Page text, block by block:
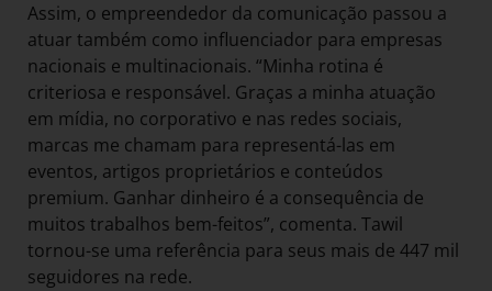
Assim, o empreendedor da comunicação passou a
atuar também como influenciador para empresas
nacionais e multinacionais. “Minha rotina é
criteriosa e responsável. Graças a minha atuação
em mídia, no corporativo e nas redes sociais,
marcas me chamam para representá-las em
eventos, artigos proprietários e conteúdos
premium. Ganhar dinheiro é a consequência de
muitos trabalhos bem-feitos”, comenta. Tawil
tornou-se uma referência para seus mais de 447 mil
seguidores na rede.